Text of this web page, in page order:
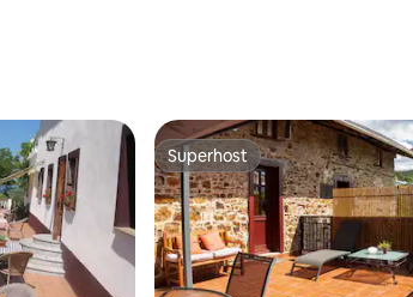
Superhost
Superhost